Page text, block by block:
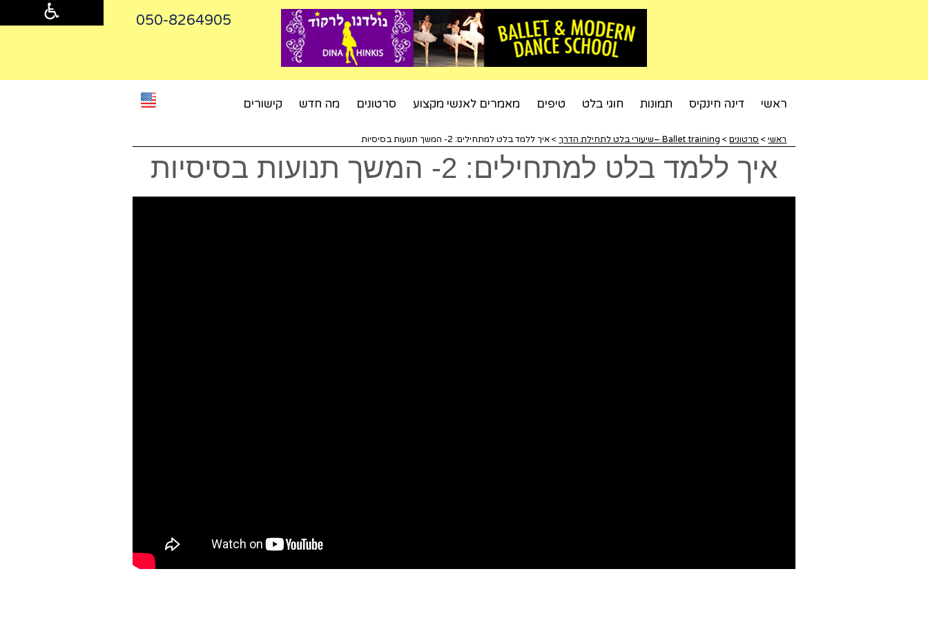
050-8264905‬
ראשי דינה חינקיס תמונות חוגי בלט טיפים מאמרים לאנשי מקצוע סרטונים מה חדש קישורים
ראשי> סרטונים> Ballet training –שיעורי בלט לתחילת הדרך >איך ללמד בלט למתחילים: 2- המשך תנועות בסיסיות
איך ללמד בלט למתחילים: 2- המשך תנועות בסיסיות